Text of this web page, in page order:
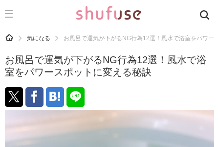
CATEGORY 記事カテゴリ
運気
洗濯
生活の知恵
HOME 気になる お風呂で運気が下がるNG行為12選！風水で浴室をパワー
お風呂で運気が下がるNG行為12選！風水で浴
室をパワースポットに変える秘訣